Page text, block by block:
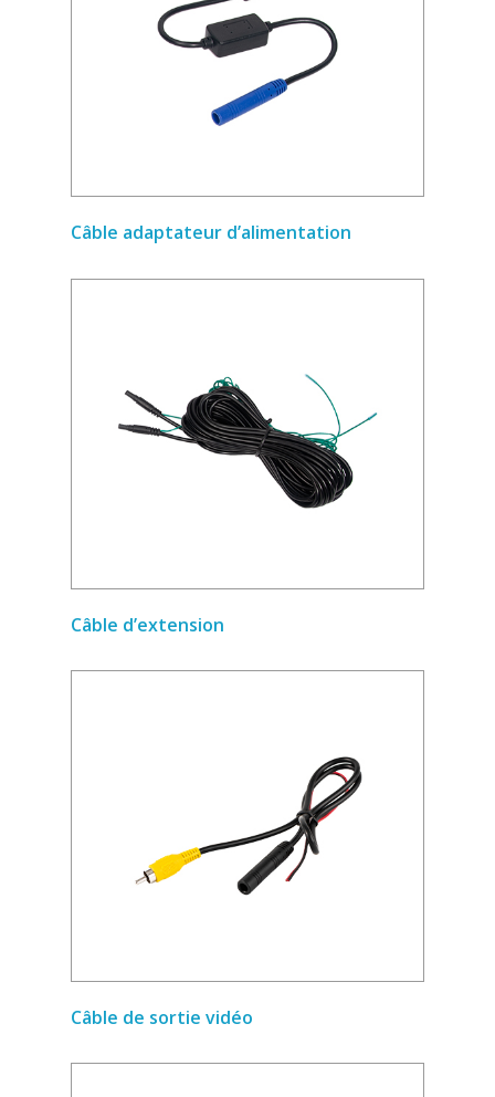
Câble adaptateur d’alimentation
Câble d’extension
Câble de sortie vidéo